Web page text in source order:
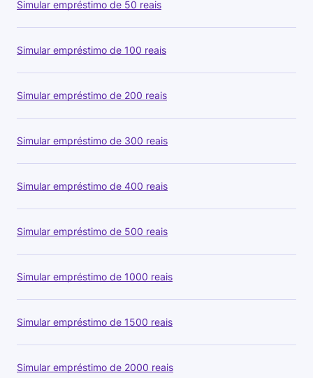
Simular empréstimo de 50 reais
Simular empréstimo de 100 reais
Simular empréstimo de 200 reais
Simular empréstimo de 300 reais
Simular empréstimo de 400 reais
Simular empréstimo de 500 reais
Simular empréstimo de 1000 reais
Simular empréstimo de 1500 reais
Simular empréstimo de 2000 reais